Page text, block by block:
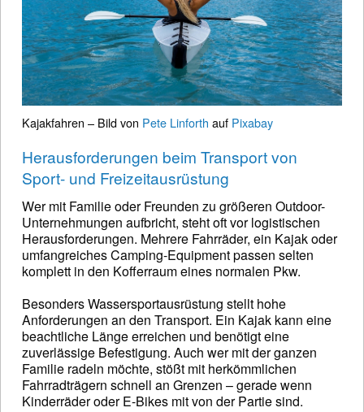
Kajakfahren – Bild von Pete Linforth auf Pixabay
Herausforderungen beim Transport von
Sport- und Freizeitausrüstung
Wer mit Familie oder Freunden zu größeren Outdoor-
Unternehmungen aufbricht, steht oft vor logistischen
Herausforderungen. Mehrere Fahrräder, ein Kajak oder
umfangreiches Camping-Equipment passen selten
komplett in den Kofferraum eines normalen Pkw.
Besonders Wassersportausrüstung stellt hohe
Anforderungen an den Transport. Ein Kajak kann eine
beachtliche Länge erreichen und benötigt eine
zuverlässige Befestigung. Auch wer mit der ganzen
Familie radeln möchte, stößt mit herkömmlichen
Fahrradträgern schnell an Grenzen – gerade wenn
Kinderräder oder E-Bikes mit von der Partie sind.